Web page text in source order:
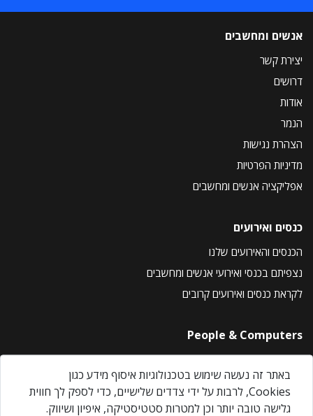
אנשים ומחשבים
יצירת קשר
דרושים
אודות
הנמר
הצהרת נגישות
מדיניות הפרטיות
אפליקציה אנשים ומחשבים
כנסים ואירועים
הכנסים והאירועים שלנו
נצפיתם בכנסי ואירועי אנשים ומחשבים
לקראת כנסים ואירועים קרובים
People & Computers
About Us
Privacy Policy
Contact Us
באתר זה נעשה שימוש בטכנולוגיות איסוף מידע כגון
Cookies, לרבות על ידי צדדים שלישיים, כדי לספק לך חווית
גלישה טובה יותר וכן למטרות סטטיסטיקה, איפיון ושיווק.